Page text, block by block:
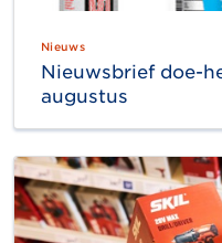
Nieuws
Nieuwsbrief doe-
augustus